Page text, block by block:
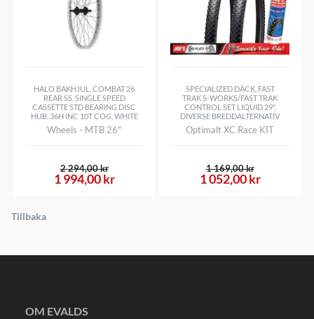
HALO BAKHJUL, COMBAT 26
REAR SS, SINGLE SPEED
CASSETTE STD BEARING DISC
HUB, 36H INC 10T COG, WHITE
Wheels - MTB 26"
1 994,00 kr
2 294,00 kr
SPECIALIZED DÄCK, FAST
TRAK S-WORKS/FAST TRAK
CONTROL SET LIQUID 29",
DIVERSE BREDDALTERNATIV
Optimalt XC Race KIT
1 052,00 kr
1 169,00 kr
Tillbaka
OM EVALDS